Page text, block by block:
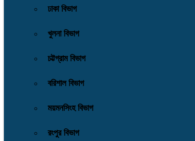
ঢাকা বিভাগ
খুলনা বিভাগ
চট্টগ্রাম বিভাগ
বরিশাল বিভাগ
ময়মনসিংহ বিভাগ
রংপুর বিভাগ